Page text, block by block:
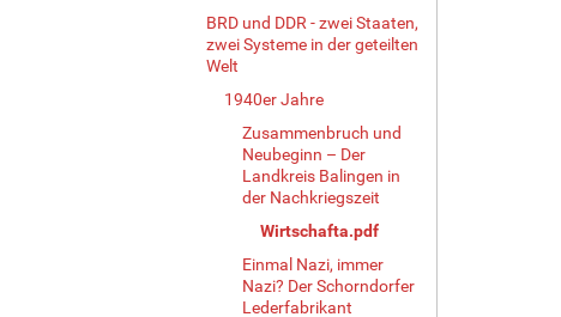
BRD und DDR - zwei Staaten,
zwei Systeme in der geteilten
Welt
1940er Jahre
Zusammenbruch und
Neubeginn – Der
Landkreis Balingen in
der Nachkriegszeit
Wirtschafta.pdf
Einmal Nazi, immer
Nazi? Der Schorndorfer
Lederfabrikant